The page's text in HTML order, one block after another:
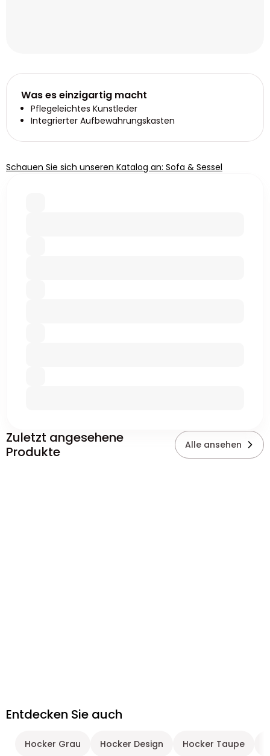
Was es einzigartig macht
Pflegeleichtes Kunstleder
Integrierter Aufbewahrungskasten
Schauen Sie sich unseren Katalog an: Sofa & Sessel
Zuletzt angesehene
Produkte
Alle ansehen
Entdecken Sie auch
Hocker Grau Hocker Design Hocker Taupe